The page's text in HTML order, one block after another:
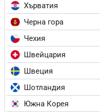
Хърватия
Черна гора
Чехия
Швейцария
Швеция
Шотландия
Южна Корея